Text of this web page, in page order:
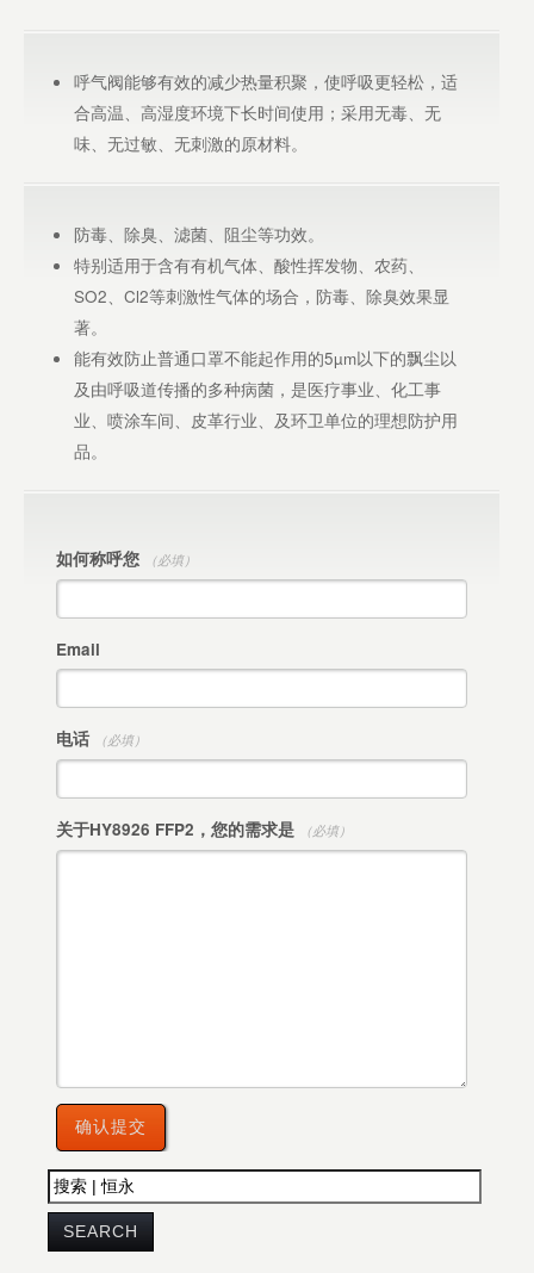
呼气阀能够有效的减少热量积聚，使呼吸更轻松，适
合高温、高湿度环境下长时间使用；采用无毒、无
味、无过敏、无刺激的原材料。
防毒、除臭、滤菌、阻尘等功效。
特别适用于含有有机气体、酸性挥发物、农药、
SO2、Cl2等刺激性气体的场合，防毒、除臭效果显
著。
能有效防止普通口罩不能起作用的5µm以下的飘尘以
及由呼吸道传播的多种病菌，是医疗事业、化工事
业、喷涂车间、皮革行业、及环卫单位的理想防护用
品。
如何称呼您 （必填）
Email
电话 （必填）
关于HY8926 FFP2，您的需求是 （必填）